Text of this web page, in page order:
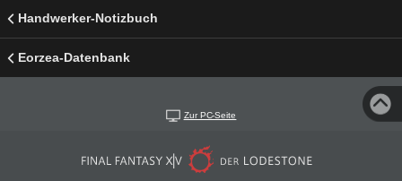
Handwerker-Notizbuch
Eorzea-Datenbank
Zur PC-Seite